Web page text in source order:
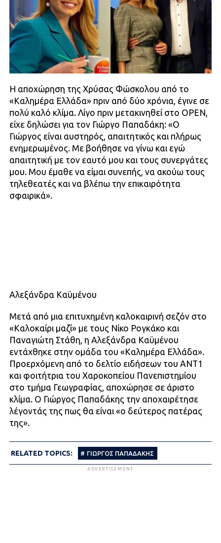
Η αποχώρηση της Χρύσας Φώσκολου από το
«Καλημέρα Ελλάδα» πριν από δύο χρόνια, έγινε σε
πολύ καλό κλίμα. Λίγο πριν μετακινηθεί στο OPEN,
είχε δηλώσει για τον Γιώργο Παπαδάκη: «Ο
Γιώργος είναι αυστηρός, απαιτητικός και πλήρως
ενημερωμένος. Με βοήθησε να γίνω και εγώ
απαιτητική με τον εαυτό μου και τους συνεργάτες
μου. Μου έμαθε να είμαι συνεπής, να ακούω τους
τηλεθεατές και να βλέπω την επικαιρότητα
σφαιρικά».
Αλεξάνδρα Καϋμένου
Μετά από μια επιτυχημένη καλοκαιρινή σεζόν στο
«Καλοκαίρι μαζί» με τους Νίκο Ρογκάκο και
Παναγιώτη Στάθη, η Αλεξάνδρα Καϋμένου
εντάχθηκε στην ομάδα του «Καλημέρα Ελλάδα».
Προερχόμενη από το δελτίο ειδήσεων του ΑΝΤ1
και φοιτήτρια του Χαροκοπείου Πανεπιστημίου
στο τμήμα Γεωγραφίας, αποχώρησε σε άριστο
κλίμα. Ο Γιώργος Παπαδάκης την αποχαιρέτησε
λέγοντάς της πως θα είναι «ο δεύτερος πατέρας
της».
RELATED TOPICS: ΓΙΩΡΓΟΣ ΠΑΠΑΔΑΚΗΣ
ADVERTISEMENT